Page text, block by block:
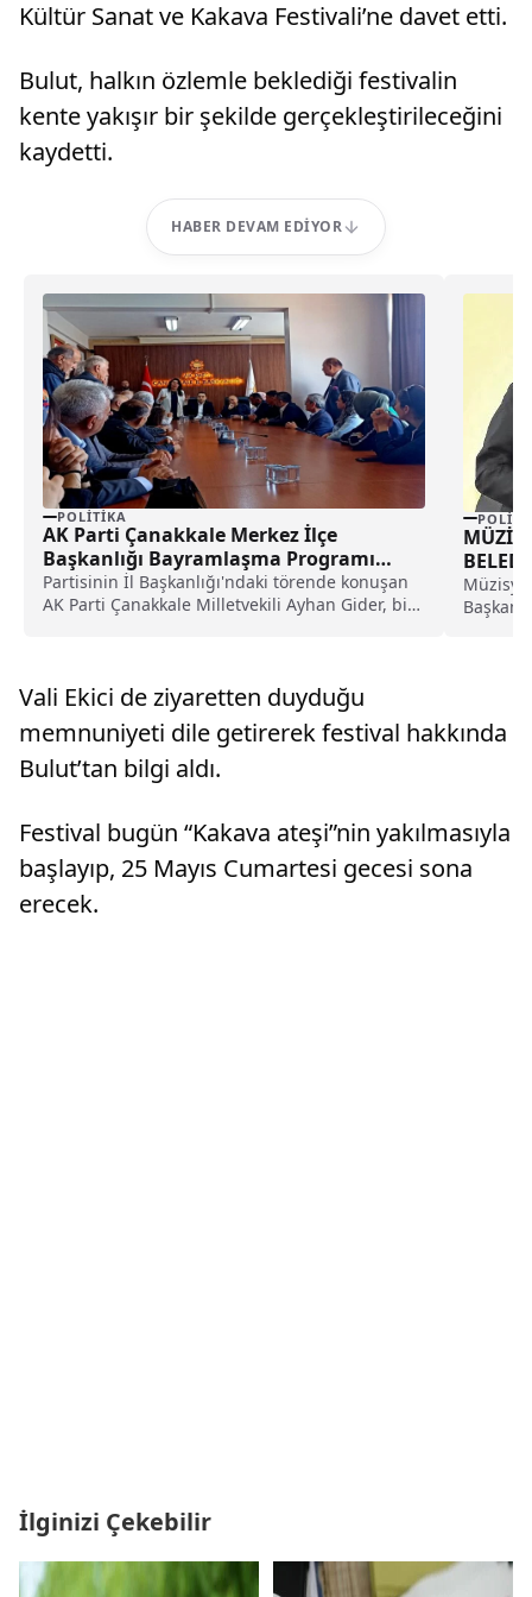
Kültür Sanat ve Kakava Festivali’ne davet etti.
Bulut, halkın özlemle beklediği festivalin
kente yakışır bir şekilde gerçekleştirileceğini
kaydetti.
HABER DEVAM EDIYOR
POLITIKA
AK Parti Çanakkale Merkez İlçe
Başkanlığı Bayramlaşma Programı
Düzenledi
Partisinin İl Başkanlığı'ndaki törende konuşan
AK Parti Çanakkale Milletvekili Ayhan Gider, bir
Vali Ekici de ziyaretten duyduğu
memnuniyeti dile getirerek festival hakkında
Bulut’tan bilgi aldı.
Festival bugün “Kakava ateşi”nin yakılmasıyla
başlayıp, 25 Mayıs Cumartesi gecesi sona
erecek.
İlginizi Çekebilir